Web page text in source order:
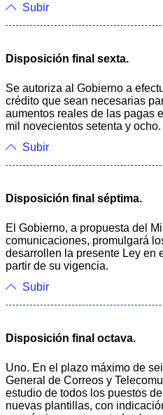
Subir
Disposición final sexta.
Se autoriza al Gobierno a
crédito que sean necesarias
aumentos reales de las pagas
mil novecientos setenta y ocho.
Subir
Disposición final séptima.
El Gobierno, a propuesta del
comunicaciones, promulgará
desarrollen la presente Ley en
partir de su vigencia.
Subir
Disposición final octava.
Uno. En el plazo máximo de
General de Correos y
estudio de todos los puestos
nuevas plantillas, con